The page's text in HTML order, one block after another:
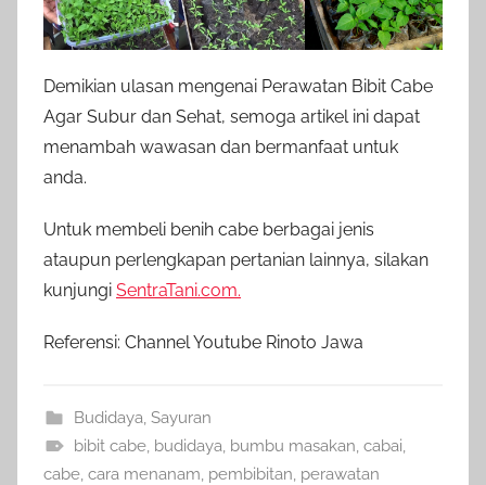
Demikian ulasan mengenai Perawatan Bibit Cabe
Agar Subur dan Sehat, semoga artikel ini dapat
menambah wawasan dan bermanfaat untuk
anda.
Untuk membeli benih cabe berbagai jenis
ataupun perlengkapan pertanian lainnya, silakan
kunjungi SentraTani.com.
Referensi: Channel Youtube Rinoto Jawa
Budidaya, Sayuran
bibit cabe, budidaya, bumbu masakan, cabai,
cabe, cara menanam, pembibitan, perawatan